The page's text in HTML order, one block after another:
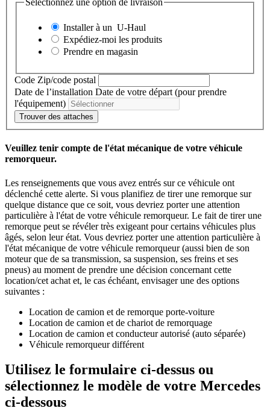
Sélectionnez une option de livraison
Installer à un U-Haul
Expédiez-moi les produits
Prendre en magasin
Code Zip/code postal
Date de l’installation Date de votre départ (pour prendre
l'équipement)
Trouver des attaches
Veuillez tenir compte de l'état mécanique de votre véhicule
remorqueur.
Les renseignements que vous avez entrés sur ce véhicule ont
déclenché cette alerte. Si vous planifiez de tirer une remorque sur
quelque distance que ce soit, vous devriez porter une attention
particulière à l'état de votre véhicule remorqueur. Le fait de tirer une
remorque peut se révéler très exigeant pour certains véhicules plus
âgés, selon leur état. Vous devriez porter une attention particulière à
l'état mécanique de votre véhicule remorqueur (aussi bien de son
moteur que de sa transmission, sa suspension, ses freins et ses
pneus) au moment de prendre une décision concernant cette
location/cet achat et, le cas échéant, envisager une des options
suivantes :
Location de camion et de remorque porte-voiture
Location de camion et de chariot de remorquage
Location de camion et conducteur autorisé (auto séparée)
Véhicule remorqueur différent
Utilisez le formulaire ci-dessus ou
sélectionnez le modèle de votre Mercedes
ci-dessous